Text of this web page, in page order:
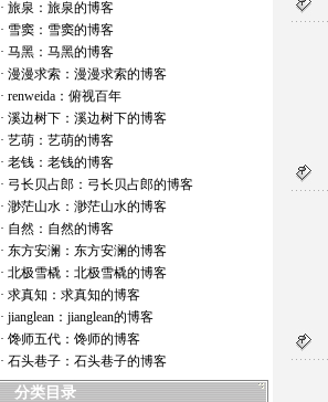
· 旅泉：旅泉的博客
· 雪窦：雪窦的博客
· 马黑：马黑的博客
· 漫漫求索：漫漫求索的博客
· renweida：俯视百年
· 溪边树下：溪边树下的博客
· 艺萌：艺萌的博客
· 老钱：老钱的博客
· 弓长贝占郎：弓长贝占郎的博客
· 渺茫山水：渺茫山水的博客
· 自然：自然的博客
· 东方安澜：东方安澜的博客
· 北极雪橇：北极雪橇的博客
· 求真知：求真知的博客
· jianglean：jianglean的博客
· 馋师五代：馋师的博客
· 石头巷子：石头巷子的博客
分类目录